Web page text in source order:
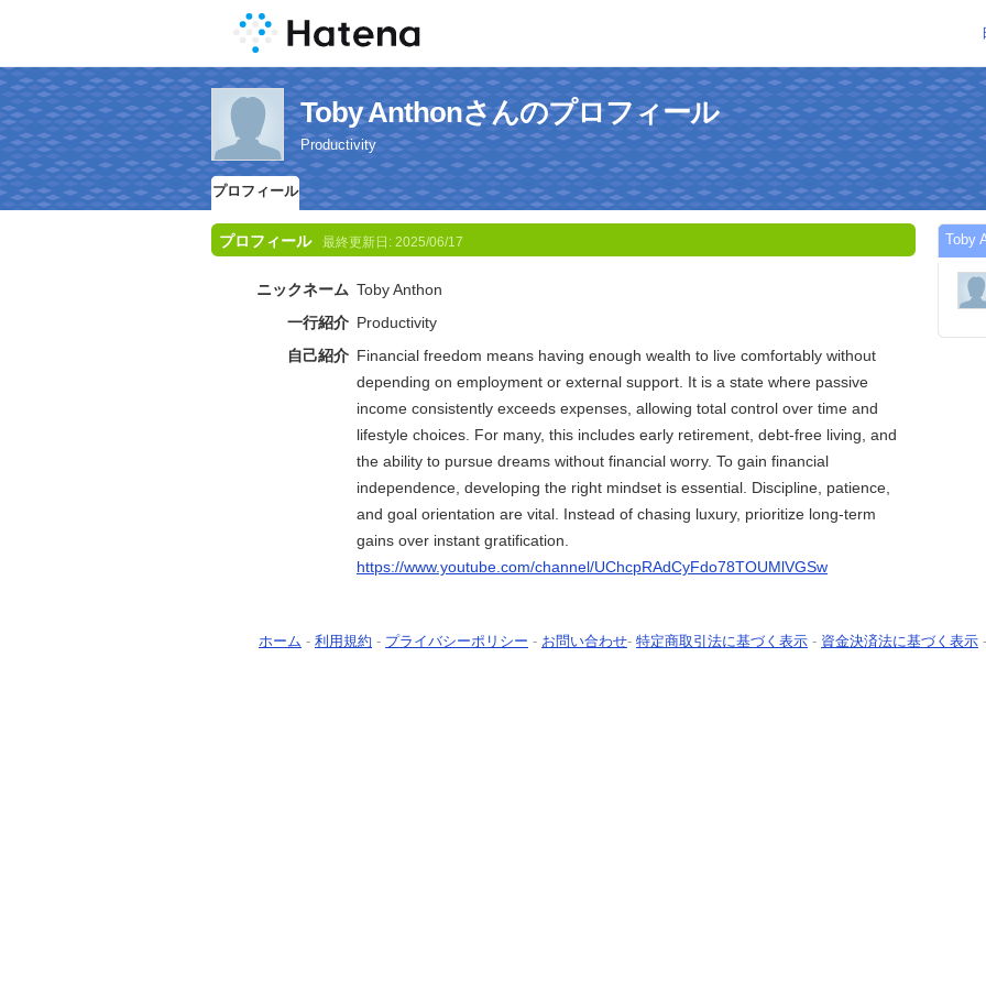
Toby Anthonさんのプロフィール
Productivity
プロフィール
プロフィール 最終更新日: 2025/06/17
ニックネーム Toby Anthon
一行紹介 Productivity
自己紹介 Financial freedom means having enough wealth to live comfortably without
depending on employment or external support. It is a state where passive
income consistently exceeds expenses, allowing total control over time and
lifestyle choices. For many, this includes early retirement, debt-free living, and
the ability to pursue dreams without financial worry. To gain financial
independence, developing the right mindset is essential. Discipline, patience,
and goal orientation are vital. Instead of chasing luxury, prioritize long-term
gains over instant gratification.
https://www.youtube.com/channel/UChcpRAdCyFdo78TOUMlVGSw
Toby
ホーム - 利用規約 - プライバシーポリシー - お問い合わせ- 特定商取引法に基づく表示 - 資金決済法に基づく表示 -